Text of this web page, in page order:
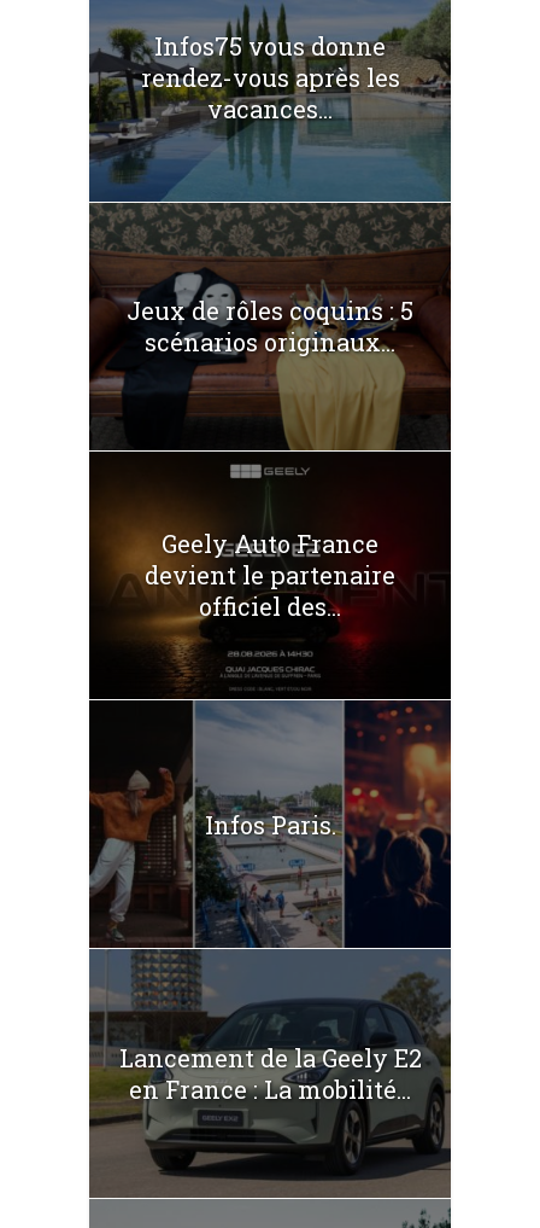
Infos75 vous donne
rendez-vous après les
vacances...
Jeux de rôles coquins : 5
scénarios originaux...
Geely Auto France
devient le partenaire
officiel des...
Infos Paris.
Lancement de la Geely E2
en France : La mobilité...